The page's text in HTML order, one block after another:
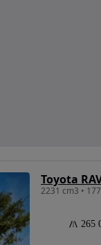
Toyota
2231 cm3 •
265